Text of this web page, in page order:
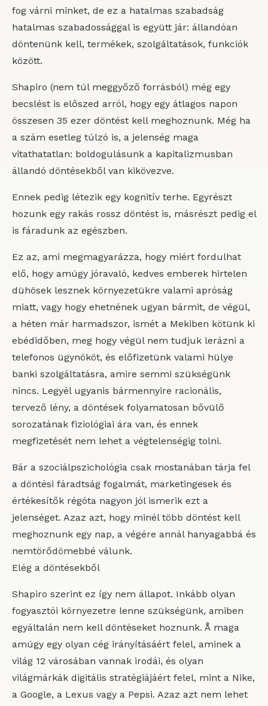
fog várni minket, de ez a hatalmas szabadság
hatalmas szabadossággal is együtt jár: állandóan
döntenünk kell, termékek, szolgáltatások, funkciók
között.
Shapiro (nem túl meggyőző forrásból) még egy
becslést is előszed arról, hogy egy átlagos napon
összesen 35 ezer döntést kell meghoznunk. Még ha
a szám esetleg túlzó is, a jelenség maga
vitathatatlan: boldogulásunk a kapitalizmusban
állandó döntésekből van kikövezve.
Ennek pedig létezik egy kognitív terhe. Egyrészt
hozunk egy rakás rossz döntést is, másrészt pedig el
is fáradunk az egészben.
Ez az, ami megmagyarázza, hogy miért fordulhat
elő, hogy amúgy jóravaló, kedves emberek hirtelen
dühösek lesznek környezetükre valami apróság
miatt, vagy hogy ehetnének ugyan bármit, de végül,
a héten már harmadszor, ismét a Mekiben kötünk ki
ebédidőben, meg hogy végül nem tudjuk lerázni a
telefonos ügynököt, és előfizetünk valami hülye
banki szolgáltatásra, amire semmi szükségünk
nincs. Legyél ugyanis bármennyire racionális,
tervező lény, a döntések folyamatosan bővülő
sorozatának fiziológiai ára van, és ennek
megfizetését nem lehet a végtelenségig tolni.
Bár a szociálpszichológia csak mostanában tárja fel
a döntési fáradtság fogalmát, marketingesek és
értékesítők régóta nagyon jól ismerik ezt a
jelenséget. Azaz azt, hogy minél több döntést kell
meghoznunk egy nap, a végére annál hanyagabbá és
nemtörődömebbé válunk.
Elég a döntésekből
Shapiro szerint ez így nem állapot. Inkább olyan
fogyasztói környezetre lenne szükségünk, amiben
egyáltalán nem kell döntéseket hoznunk. Å maga
amúgy egy olyan cég irányításáért felel, aminek a
világ 12 városában vannak irodái, és olyan
világmárkák digitális stratégiájáért felel, mint a Nike,
a Google, a Lexus vagy a Pepsi. Azaz azt nem lehet